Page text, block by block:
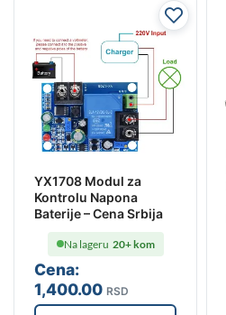
YX1708 Modul za
Kontrolu Napona
Baterije – Cena Srbija
Cena:
1,400.00 RSD
Na lageru 20+ kom